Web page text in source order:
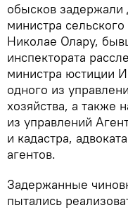
обысков задержали
министра
Николае Олару,
инспектората
министра юстиции
одного из
хозяйства, а также
из управлений
и кадастра,
агентов.
Задержанные
пытались